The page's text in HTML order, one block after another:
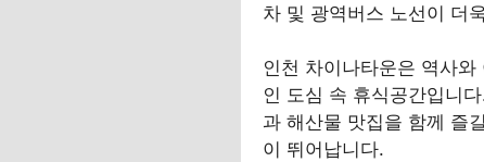
차 및 광역버스 노선이 더
인천 차이나타운은 역사
인 도심 속 휴식공간입니
과 해산물 맛집을 함께 즐
이 뛰어납니다.